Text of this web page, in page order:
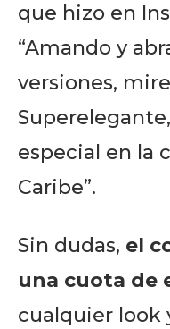
que hizo en
“Amando y
versiones,
especial en la
Caribe”.
Sin dudas, el
una cuota de
cualquier look